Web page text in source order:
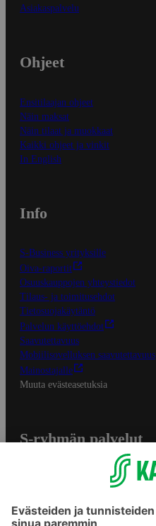
Asiakaspalvelu
Ohjeet
Ensitilaajan ohjeet
Näin maksat
Näin tilaat ja muokkaat
Kaikki ohjeet ja vinkit
In English
Info
S-Business yrityksille
Oiva-raportit
Osuuskauppojen yhteystiedot
Tilaus- ja toimitusehdot
Tietosuojakäytäntö
Palvelun käyttöehdot
Saavutettavuus
Mobiilisovelluksen saavutettavuus
Mainostajalle
Muuta evästeasetuksia
S-ryhmän palvelut
Yhteishyvä Ruoka -sovellus